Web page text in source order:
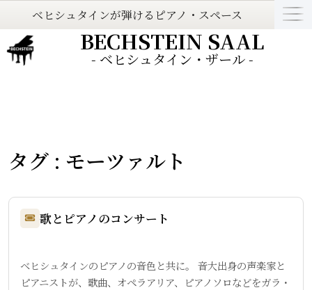
ベヒシュタインが弾けるピアノ・スペース
BECHSTEIN SAAL
- ベヒシュタイン・ザール -
タグ : モーツァルト
歌とピアノのコンサート
ベヒシュタインのピアノの音色と共に。 音大出身の声楽家と
ピアニストが、歌曲、オペラアリア、ピアノソロなどをガラ・